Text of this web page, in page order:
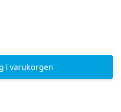
i varukorgen